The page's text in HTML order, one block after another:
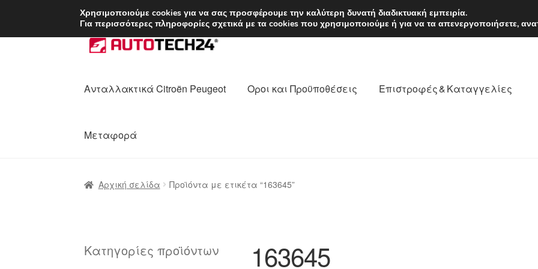
ΑΠΟΣΤΟΛΗ από 7 EUR Δευτέρα-Παρ.
Απευθείας
μετάβαση
πλοήγηση
Μετάβαση
σε
Ανταλλακτικά Citroën Peugeot Οροι και Προϋποθέσεις Επιστροφές & Καταγγελίες
Μεταφορά
Αρχική σελίδα Προϊόντα με ετικέτα “163645”
163645
Κατηγορίες προϊόντων
Χρησιμοποιούμε cookies για να σας προσφέρουμε την καλύτερη δυνατή διαδικτυακή εμπειρία.
Για περισσότερες πληροφορίες σχετικά με τα cookies που χρησιμοποιούμε ή για να τα απενεργοποιήσετε,